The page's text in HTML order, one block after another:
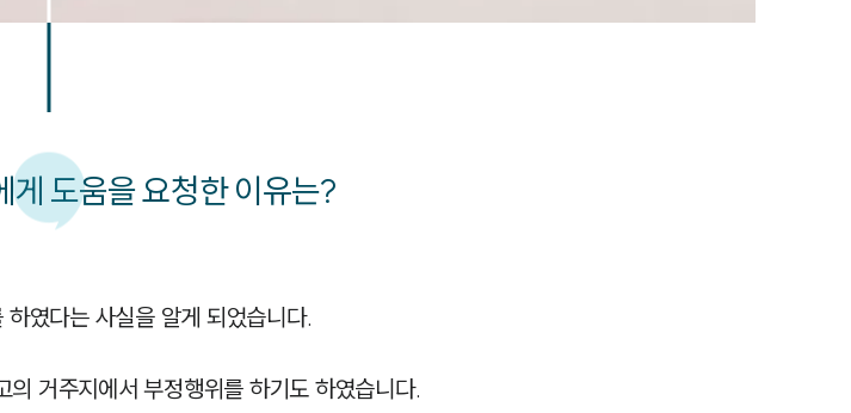
소식/자료
게 도움을 요청한 이유는?
였다는 사실을 알게 되었습니다.
거주지에서 부정행위를 하기도 하였습니다.